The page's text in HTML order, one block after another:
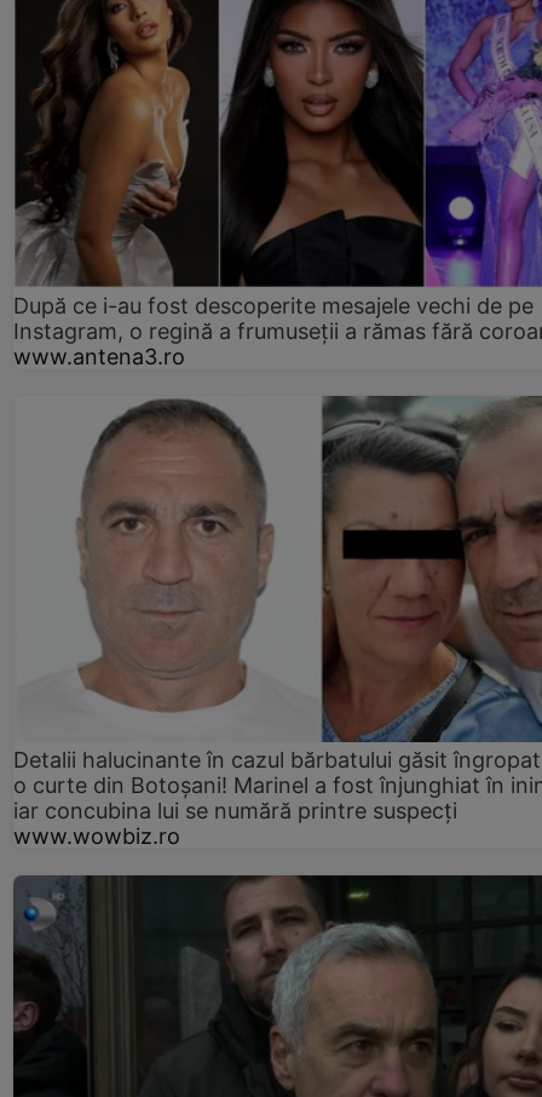
După ce i-au fost descoperite mesajele vechi de pe
Instagram, o regină a frumuseții a rămas fără
www.antena3.ro
Detalii halucinante în cazul bărbatului găsit
o curte din Botoșani! Marinel a fost înjunghiat în
iar concubina lui se numără printre suspecți
www.wowbiz.ro